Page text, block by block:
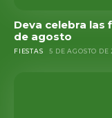
Deva celebra las
de agosto
FIESTAS 5 DE AGOSTO DE